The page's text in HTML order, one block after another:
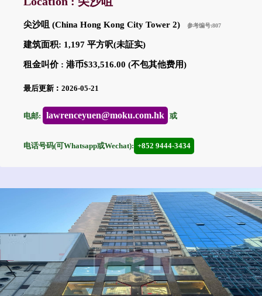
尖沙咀 (China Hong Kong City Tower 2) 参考编号:807
建筑面积: 1,197 平方呎(未証实)
租金叫价 : 港币$33,516.00 (不包其他费用)
最后更新︰2026-05-21
电邮: lawrenceyuen@moku.com.hk 或
电话号码(可Whatsapp或Wechat): +852 9444-3434